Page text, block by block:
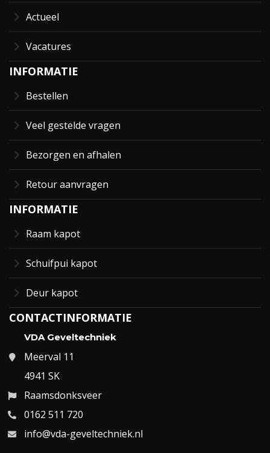
Actueel
Vacatures
INFORMATIE
Bestellen
Veel gestelde vragen
Bezorgen en afhalen
Retour aanvragen
INFORMATIE
Raam kapot
Schuifpui kapot
Deur kapot
CONTACTINFORMATIE
VDA Geveltechniek
Meerval 11
4941 SK
Raamsdonksveer
0162 511 720
info@vda-geveltechniek.nl